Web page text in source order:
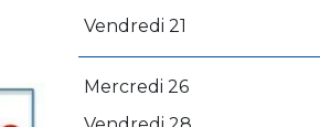
Vendredi 21
Mercredi 26